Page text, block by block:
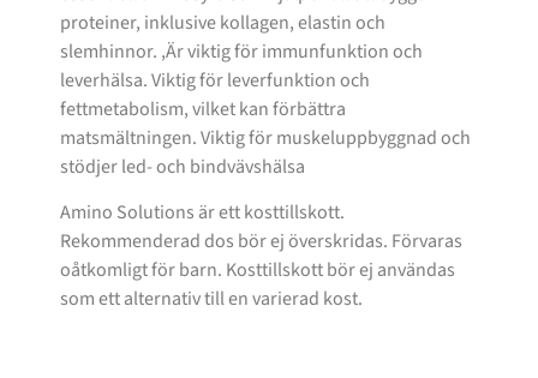
proteiner, inklusive kollagen, elastin och
slemhinnor. ,Är viktig för immunfunktion och
leverhälsa. Viktig för leverfunktion och
fettmetabolism, vilket kan förbättra
matsmältningen. Viktig för muskeluppbyggnad och
stödjer led- och bindvävshälsa
Amino Solutions är ett kosttillskott.
Rekommenderad dos bör ej överskridas. Förvaras
oåtkomligt för barn. Kosttillskott bör ej användas
som ett alternativ till en varierad kost.